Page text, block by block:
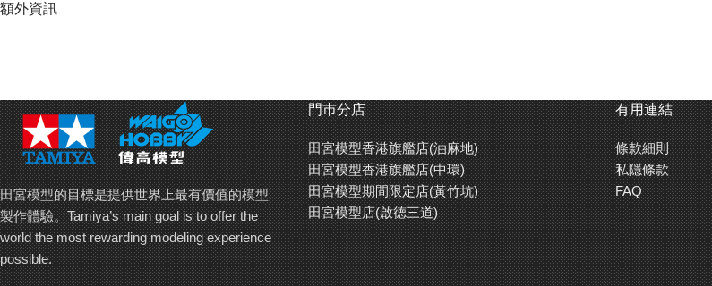
額外資訊
田宮模型的目標是提供世界上最有價值的模型
製作體驗。Tamiya’s main goal is to offer the
world the most rewarding modeling experience
possible.
門巿分店
田宮模型香港旗艦店(油麻地)
田宮模型香港旗艦店(中環)
田宮模型期間限定店(黃竹坑)
田宮模型店(啟德三道)
有用連結
條款細則
私隱條款
FAQ